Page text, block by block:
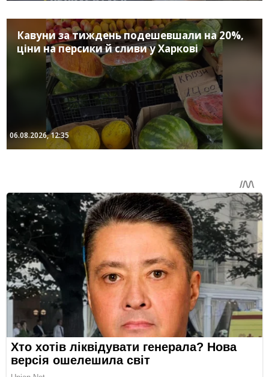
Кавуни за тиждень подешевшали на 20%,
ціни на персики й сливи у Харкові
06.08.2026, 12:35